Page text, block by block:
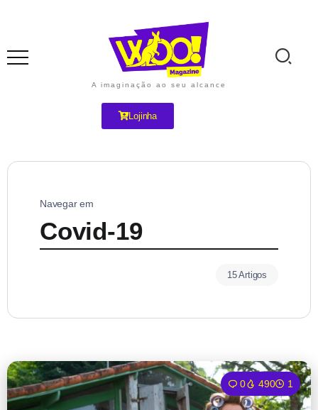
A imaginação ao seu alcance
Lojinha
Navegar em
Covid-19
15 Artigos
0 490 1